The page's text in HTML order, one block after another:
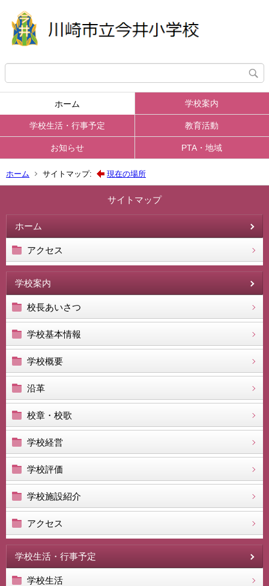
ホーム 学校案内
学校生活・行事予定 教育活動
お知らせ PTA・地域
ホーム サイトマップ: 現在の場所
サイトマップ
ホーム
アクセス
学校案内
校長あいさつ
学校基本情報
学校概要
沿革
校章・校歌
学校経営
学校評価
学校施設紹介
アクセス
学校生活・行事予定
学校生活